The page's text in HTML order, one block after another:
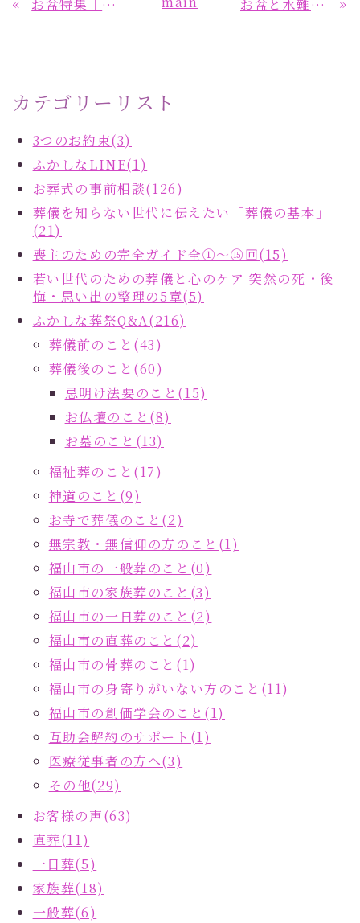
お盆特集｜時期・意味・準備・ならわしについて！ お盆と水難事故の不思議な関係「ご先祖さまを想い、家族の安全を守るために」
カテゴリーリスト
3つのお約束(3)
ふかしなLINE(1)
お葬式の事前相談(126)
葬儀を知らない世代に伝えたい「葬儀の基本」
(21)
喪主のための完全ガイド全①～⑮回(15)
若い世代のための葬儀と心のケア 突然の死・後
悔・思い出の整理の5章(5)
ふかしな葬祭Q&A(216)
葬儀前のこと(43)
葬儀後のこと(60)
忌明け法要のこと(15)
お仏壇のこと(8)
お墓のこと(13)
福祉葬のこと(17)
神道のこと(9)
お寺で葬儀のこと(2)
無宗教・無信仰の方のこと(1)
福山市の一般葬のこと(0)
福山市の家族葬のこと(3)
福山市の一日葬のこと(2)
福山市の直葬のこと(2)
福山市の骨葬のこと(1)
福山市の身寄りがいない方のこと(11)
福山市の創価学会のこと(1)
互助会解約のサポート(1)
医療従事者の方へ(3)
その他(29)
お客様の声(63)
直葬(11)
一日葬(5)
家族葬(18)
一般葬(6)